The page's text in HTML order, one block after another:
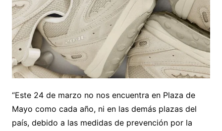
“Este 24 de marzo no nos encuentra en Plaza de
Mayo como cada año, ni en las demás plazas del
país, debido a las medidas de prevención por la